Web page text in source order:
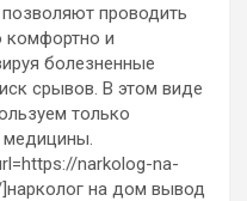
проводить
комфортно и
болезненные
срывов. В этом виде
только
narkolog-na-
на дом вывод